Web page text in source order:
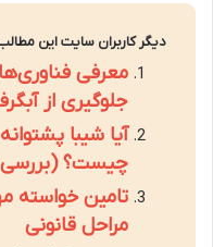
دیگر کاربران سایت این
معرفی
جلوگیری از
چیست؟ (بررسی
تامین خواسته
مراحل قانونی